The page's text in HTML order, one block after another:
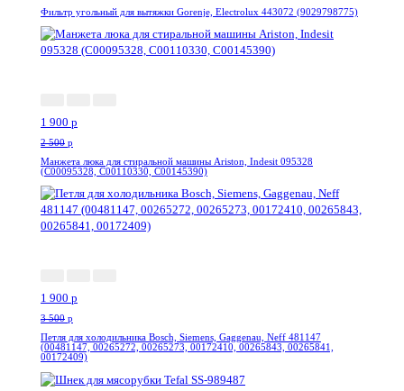
Фильтр угольный для вытяжки Gorenje, Electrolux 443072 (9029798775)
1 900 p
2 500 p
Манжета люка для стиральной машины Ariston, Indesit 095328
(C00095328, C00110330, C00145390)
1 900 p
3 500 p
Петля для холодильника Bosch, Siemens, Gaggenau, Neff 481147
(00481147, 00265272, 00265273, 00172410, 00265843, 00265841,
00172409)